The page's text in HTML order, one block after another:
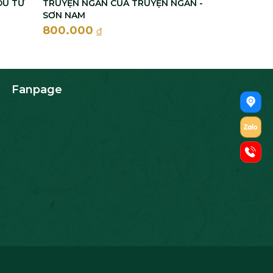
TỬ
TRUYỆN NGẮN CỦA TRUYỆN NGẮN -
SƠN NAM
800.000 đ
Fanpage